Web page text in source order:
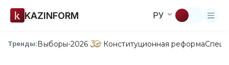
KAZINFORM РУ
Тренды:Выборы-2026 Конституционная реформа